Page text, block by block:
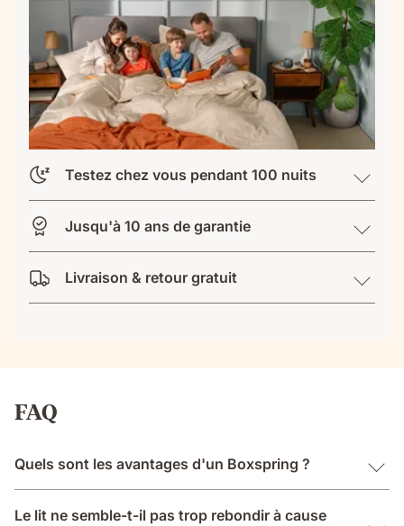
Testez chez vous pendant 100 nuits
Jusqu'à 10 ans de garantie
Livraison & retour gratuit
FAQ
Quels sont les avantages d'un Boxspring ?
Le lit ne semble-t-il pas trop rebondir à cause